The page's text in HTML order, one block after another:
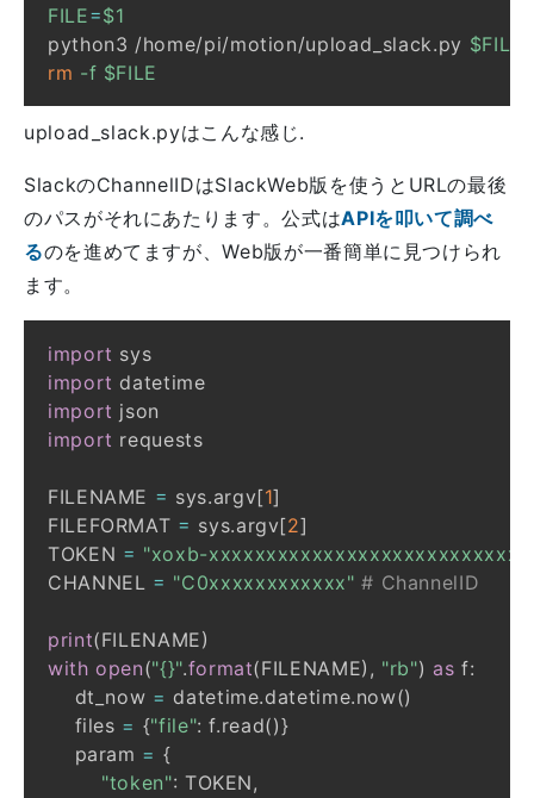
FILE=$1
python3 /home/pi/motion/upload_slack.py $FILE
rm -f $FILE
upload_slack.pyはこんな感じ.
SlackのChannelIDはSlackWeb版を使うとURLの最後
のパスがそれにあたります。公式はAPIを叩いて調べ
るのを進めてますが、Web版が一番簡単に見つけられ
ます。
import
import
import
import
FILENAME = sys.argv[1]
FILEFORMAT = sys.argv[2]
TOKEN = "xoxb-
CHANNEL = "C0xxxxxxxxxxxx" # ChannelID
print(FILENAME)
with open("{}".format(FILENAME) , "rb") as f:
    dt_now
= datetime.datetime.now()
    files
= {"file": f.read()}
    param
= {
"token": TOKEN,